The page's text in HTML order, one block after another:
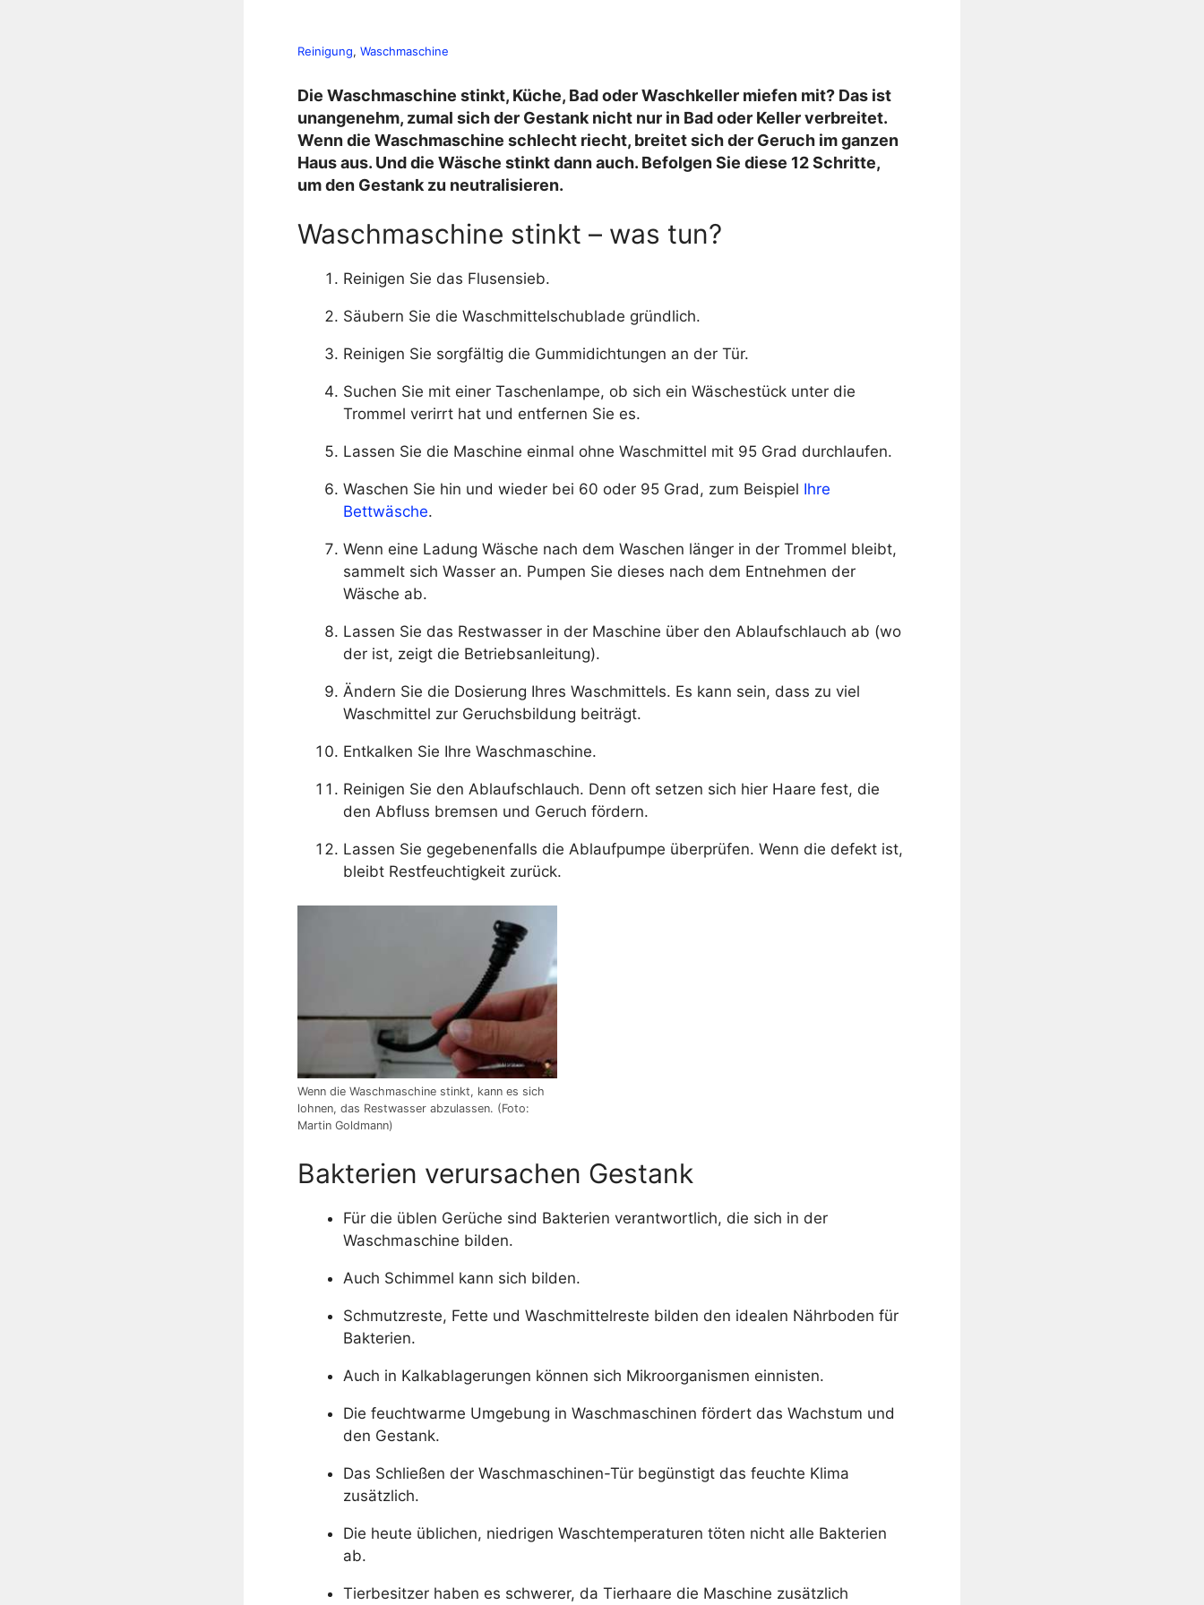
Reinigung, Waschmaschine
Die Waschmaschine stinkt, Küche, Bad oder Waschkeller miefen mit? Das ist
unangenehm, zumal sich der Gestank nicht nur in Bad oder Keller verbreitet.
Wenn die Waschmaschine schlecht riecht, breitet sich der Geruch im ganzen
Haus aus. Und die Wäsche stinkt dann auch. Befolgen Sie diese 12 Schritte,
um den Gestank zu neutralisieren.
Waschmaschine stinkt – was tun?
Reinigen Sie das Flusensieb.
Säubern Sie die Waschmittelschublade gründlich.
Reinigen Sie sorgfältig die Gummidichtungen an der Tür.
Suchen Sie mit einer Taschenlampe, ob sich ein Wäschestück unter die
Trommel verirrt hat und entfernen Sie es.
Lassen Sie die Maschine einmal ohne Waschmittel mit 95 Grad durchlaufen.
Waschen Sie hin und wieder bei 60 oder 95 Grad, zum Beispiel Ihre
Bettwäsche.
Wenn eine Ladung Wäsche nach dem Waschen länger in der Trommel bleibt,
sammelt sich Wasser an. Pumpen Sie dieses nach dem Entnehmen der
Wäsche ab.
Lassen Sie das Restwasser in der Maschine über den Ablaufschlauch ab (wo
der ist, zeigt die Betriebsanleitung).
Ändern Sie die Dosierung Ihres Waschmittels. Es kann sein, dass zu viel
Waschmittel zur Geruchsbildung beiträgt.
Entkalken Sie Ihre Waschmaschine.
Reinigen Sie den Ablaufschlauch. Denn oft setzen sich hier Haare fest, die
den Abfluss bremsen und Geruch fördern.
Lassen Sie gegebenenfalls die Ablaufpumpe überprüfen. Wenn die defekt ist,
bleibt Restfeuchtigkeit zurück.
Wenn die Waschmaschine stinkt, kann es sich
lohnen, das Restwasser abzulassen. (Foto:
Martin Goldmann)
Bakterien verursachen Gestank
Für die üblen Gerüche sind Bakterien verantwortlich, die sich in der
Waschmaschine bilden.
Auch Schimmel kann sich bilden.
Schmutzreste, Fette und Waschmittelreste bilden den idealen Nährboden für
Bakterien.
Auch in Kalkablagerungen können sich Mikroorganismen einnisten.
Die feuchtwarme Umgebung in Waschmaschinen fördert das Wachstum und
den Gestank.
Das Schließen der Waschmaschinen-Tür begünstigt das feuchte Klima
zusätzlich.
Die heute üblichen, niedrigen Waschtemperaturen töten nicht alle Bakterien
ab.
Tierbesitzer haben es schwerer, da Tierhaare die Maschine zusätzlich